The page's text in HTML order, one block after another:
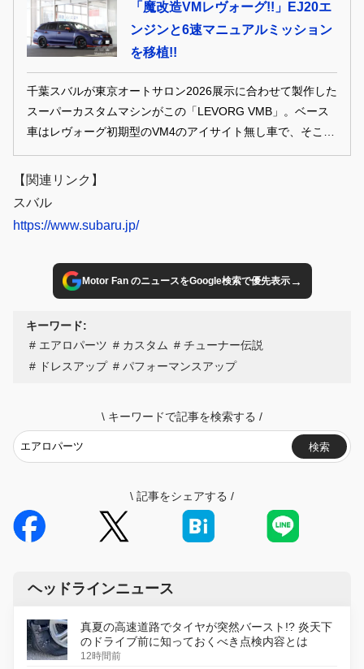
「魔改造VMレヴォーグ!!」EJ20エ
ンジンと6速マニュアルミッション
を移植!!
千葉スバルが東京オートサロン2026展示に合わせて製作した
スーパーカスタムマシンがこの「LEVORG VMB」。ベース
車はレヴォーグ初期型のVM4のアイサイト無し車で、そこに
VAB型WRX STIのEJ20エンジンと6速MTを移植。そのため
「VMB」というネーミングを与えた1台だ。 【スバルスタイ
【関連リンク】
スバル
https://www.subaru.jp/
Motor Fan のニュースをGoogle検索で優先表示→
キーワード:
エアロパーツ
カスタム
チューナー伝説
ドレスアップ
パフォーマンスアップ
\ キーワードで記事を検索する /
検索
\ 記事をシェアする /
ヘッドラインニュース
真夏の高速道路でタイヤが突然バースト!? 炎天下
のドライブ前に知っておくべき点検内容とは
12時間前